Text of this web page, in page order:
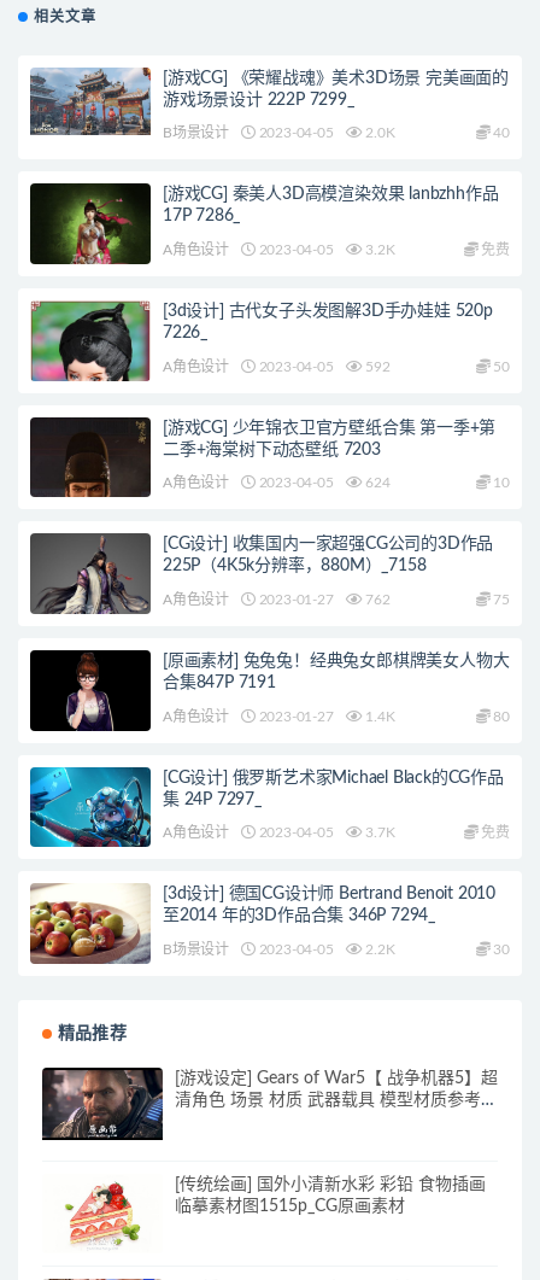
相关文章
[游戏CG] 《荣耀战魂》美术3D场景 完美画面的
游戏场景设计 222P 7299_
B场景设计 2023-04-05 2.0K 40
[游戏CG] 秦美人3D高模渲染效果 lanbzhh作品
17P 7286_
A角色设计 2023-04-05 3.2K 免费
[3d设计] 古代女子头发图解3D手办娃娃 520p
7226_
A角色设计 2023-04-05 592 50
[游戏CG] 少年锦衣卫官方壁纸合集 第一季+第
二季+海棠树下动态壁纸 7203
A角色设计 2023-04-05 624 10
[CG设计] 收集国内一家超强CG公司的3D作品
225P（4K5k分辨率，880M）_7158
A角色设计 2023-01-27 762 75
[原画素材] 兔兔兔！经典兔女郎棋牌美女人物大
合集847P 7191
A角色设计 2023-01-27 1.4K 80
[CG设计] 俄罗斯艺术家Michael Black的CG作品
集 24P 7297_
A角色设计 2023-04-05 3.7K 免费
[3d设计] 德国CG设计师 Bertrand Benoit 2010
至2014 年的3D作品合集 346P 7294_
B场景设计 2023-04-05 2.2K 30
精品推荐
[游戏设定] Gears of War5【 战争机器5】超
清角色 场景 材质 武器载具 模型材质参考图
[传统绘画] 国外小清新水彩 彩铅 食物插画
临摹素材图1515p_CG原画素材